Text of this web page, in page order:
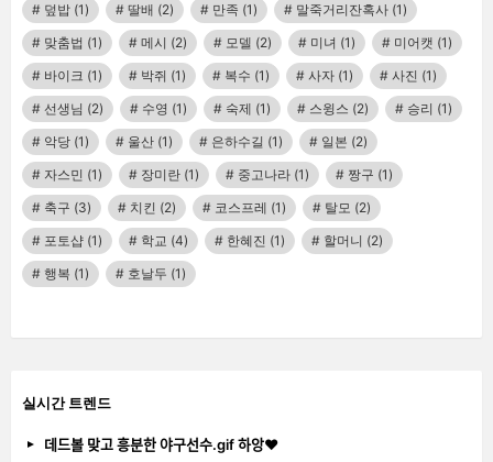
덮밥 (1) 딸배 (2) 만족 (1) 말죽거리잔혹사 (1)
맞춤법 (1) 메시 (2) 모델 (2) 미녀 (1) 미어캣 (1)
바이크 (1) 박쥐 (1) 복수 (1) 사자 (1) 사진 (1)
선생님 (2) 수영 (1) 숙제 (1) 스윙스 (2) 승리 (1)
악당 (1) 울산 (1) 은하수길 (1) 일본 (2)
자스민 (1) 장미란 (1) 중고나라 (1) 짱구 (1)
축구 (3) 치킨 (2) 코스프레 (1) 탈모 (2)
포토샵 (1) 학교 (4) 한혜진 (1) 할머니 (2)
행복 (1) 호날두 (1)
실시간 트렌드
데드볼 맞고 흥분한 야구선수.gif 하앙❤️